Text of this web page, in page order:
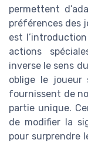
permettent
préférences des
est
actions
inverse le sens
oblige le
fournissent de
partie unique.
de modifier la
pour surprendre